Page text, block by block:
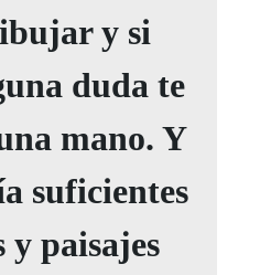
y si
duda te
mano. Y
suficientes
y paisajes